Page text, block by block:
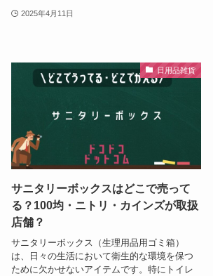
2025年4月11日
日用品雑貨
サニタリーボックスはどこで売って
る？100均・ニトリ・カインズが取扱
店舗？
サニタリーボックス（生理用品用ゴミ箱）
は、日々の生活において衛生的な環境を保つ
ために欠かせないアイテムです。特にトイレ